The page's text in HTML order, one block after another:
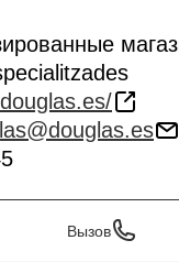
Вызов